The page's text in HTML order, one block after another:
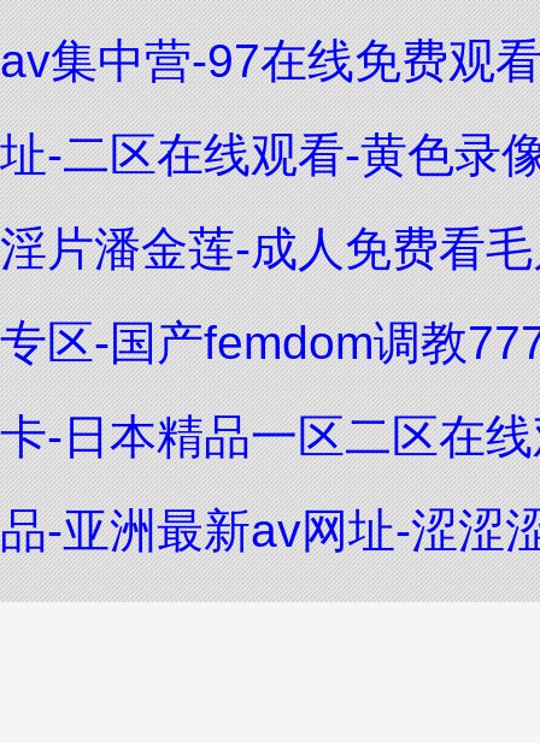
av集中营-97在线免费观
址-二区在线观看-黄色录
淫片潘金莲-成人免费看
专区-国产femdom调教
卡-日本精品一区二区在
品-亚洲最新av网址-涩涩